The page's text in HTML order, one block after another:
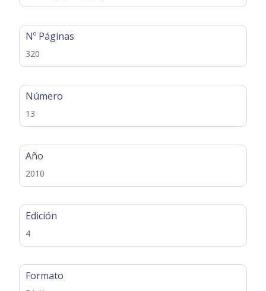
Nº Páginas
320
Número
13
Año
2010
Edición
4
Formato